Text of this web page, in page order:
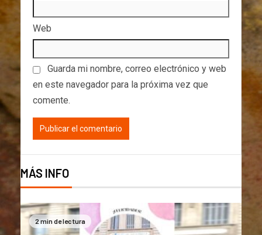
Web
Guarda mi nombre, correo electrónico y web
en este navegador para la próxima vez que
comente.
MÁS INFO
2 min de lectura